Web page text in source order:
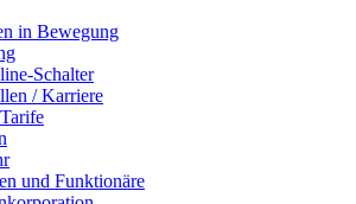
in Bewegung
Schalter
/ Karriere
und Funktionäre